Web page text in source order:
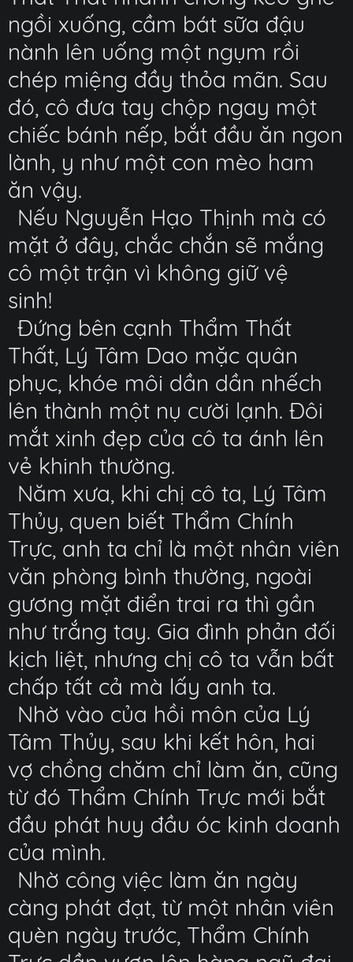
ngồi xuống, cầm bát sữa đậu
nành lên uống một ngụm rồi
chép miệng đầy thỏa mãn. Sau
đó, cô đưa tay chộp ngay một
chiếc bánh nếp, bắt đầu ăn ngon
lành, y như một con mèo ham
ăn vậy.
Nếu Nguyễn Hạo Thịnh mà có
mặt ở đây, chắc chắn sẽ mắng
cô một trận vì không giữ vệ
sinh!
Đứng bên cạnh Thẩm Thất
Thất, Lý Tâm Dao mặc quân
phục, khóe môi dần dần nhếch
lên thành một nụ cười lạnh. Đôi
mắt xinh đẹp của cô ta ánh lên
vẻ khinh thường.
Năm xưa, khi chị cô ta, Lý Tâm
Thủy, quen biết Thẩm Chính
Trực, anh ta chỉ là một nhân viên
văn phòng bình thường, ngoài
gương mặt điển trai ra thì gần
như trắng tay. Gia đình phản đối
kịch liệt, nhưng chị cô ta vẫn bất
chấp tất cả mà lấy anh ta.
Nhờ vào của hồi môn của Lý
Tâm Thủy, sau khi kết hôn, hai
vợ chồng chăm chỉ làm ăn, cũng
từ đó Thẩm Chính Trực mới bắt
đầu phát huy đầu óc kinh doanh
của mình.
Nhờ công việc làm ăn ngày
càng phát đạt, từ một nhân viên
quèn ngày trước, Thẩm Chính